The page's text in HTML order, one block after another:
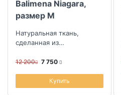
Balimena Niagara,
размер M
Натуральная ткань,
сделанная из
12 200 7 750
Купить